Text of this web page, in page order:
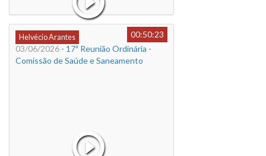
Helvécio Arantes
00:50:23
03/06/2026 - 17ª Reunião Ordinária -
Comissão de Saúde e Saneamento